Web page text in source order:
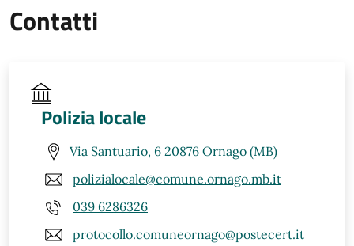
Contatti
Polizia locale
Via Santuario, 6 20876 Ornago (MB)
polizialocale@comune.ornago.mb.it
039 6286326
protocollo.comuneornago@postecert.it